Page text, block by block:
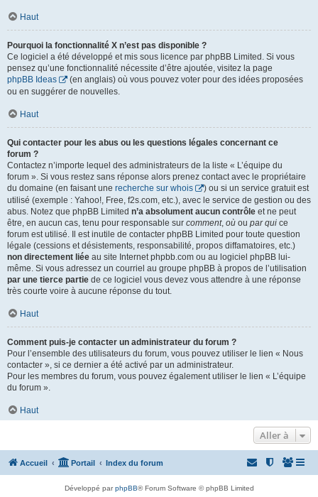
Haut
Pourquoi la fonctionnalité X n’est pas disponible ?
Ce logiciel a été développé et mis sous licence par phpBB Limited. Si vous
pensez qu’une fonctionnalité nécessite d’être ajoutée, visitez la page
phpBB Ideas
(en anglais) où vous pouvez voter pour des idées proposées
ou en suggérer de nouvelles.
Haut
Qui contacter pour les abus ou les questions légales concernant ce
forum ?
Contactez n’importe lequel des administrateurs de la liste « L’équipe du
forum ». Si vous restez sans réponse alors prenez contact avec le propriétaire
du domaine (en faisant une recherche sur whois
) ou si un service gratuit est
utilisé (exemple : Yahoo!, Free, f2s.com, etc.), avec le service de gestion ou des
abus. Notez que phpBB Limited n’a absolument aucun contrôle et ne peut
être, en aucun cas, tenu pour responsable sur comment, où ou par qui ce
forum est utilisé. Il est inutile de contacter phpBB Limited pour toute question
légale (cessions et désistements, responsabilité, propos diffamatoires, etc.)
non directement liée au site Internet phpbb.com ou au logiciel phpBB lui-
même. Si vous adressez un courriel au groupe phpBB à propos de l’utilisation
par une tierce partie de ce logiciel vous devez vous attendre à une réponse
très courte voire à aucune réponse du tout.
Haut
Comment puis-je contacter un administrateur du forum ?
Pour l’ensemble des utilisateurs du forum, vous pouvez utiliser le lien « Nous
contacter », si ce dernier a été activé par un administrateur.
Pour les membres du forum, vous pouvez également utiliser le lien « L’équipe
du forum ».
Haut
Aller à
Accueil Portail Index du forum
Développé parphpBB® Forum Software © phpBB Limited